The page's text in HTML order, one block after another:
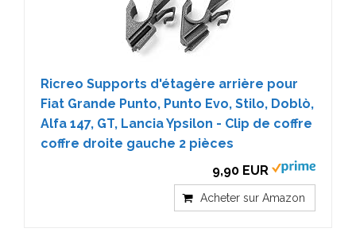
Ricreo Supports d'étagère arrière pour
Fiat Grande Punto, Punto Evo, Stilo, Doblò,
Alfa 147, GT, Lancia Ypsilon - Clip de coffre
coffre droite gauche 2 pièces
9,90 EUR
Acheter sur Amazon